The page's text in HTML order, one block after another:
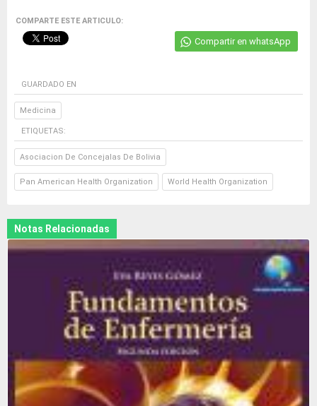
COMPARTE ESTE ARTICULO:
Compartir en whatsApp
GUARDADO EN
Medicina
ETIQUETAS:
Asociacion De Concejalas De Bolivia
Pan American Health Organization World Health Organization
Notas Relacionadas